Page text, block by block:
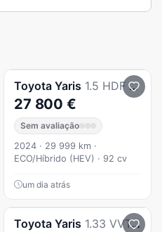
Toyota Yaris 1.5 HDF Luxury
27 800 €
Sem avaliação
2024 · 29 999 km ·
ECO/Híbrido (HEV) · 92 cv
um dia atrás
Toyota Yaris 1.33 VVT-i Comfort